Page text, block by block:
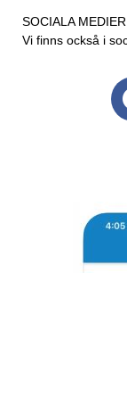
SOCIALA MEDIER
Vi finns också i